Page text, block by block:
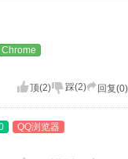
Chrome
回复(0)
踩(2)
顶(2)
QQ浏览器